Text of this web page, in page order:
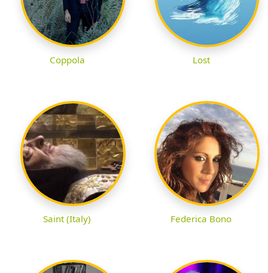
Coppola Lost
Saint (Italy) Federica Bono